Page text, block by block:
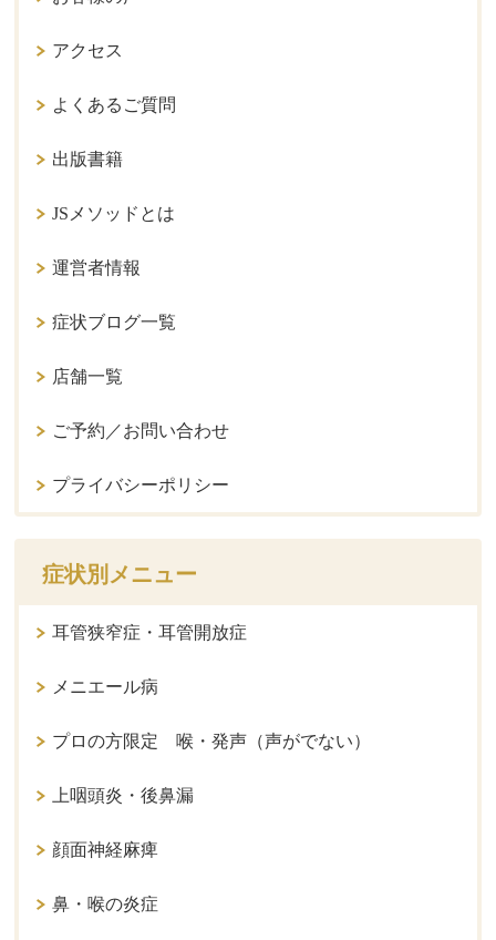
アクセス
よくあるご質問
出版書籍
JSメソッドとは
運営者情報
症状ブログ一覧
店舗一覧
ご予約／お問い合わせ
プライバシーポリシー
症状別メニュー
耳管狭窄症・耳管開放症
メニエール病
プロの方限定 喉・発声（声がでない）
上咽頭炎・後鼻漏
顔面神経麻痺
鼻・喉の炎症